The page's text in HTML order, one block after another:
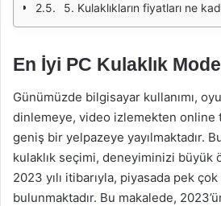
5. Kulaklıkların fiyatları ne
En İyi PC Kulaklık
Günümüzde bilgisayar kullanımı,
dinlemeye, video izlemekten online
geniş bir yelpazeye yayılmaktadır.
kulaklık seçimi, deneyiminizi büyük
2023 yılı itibarıyla, piyasada pek
bulunmaktadır. Bu makalede,